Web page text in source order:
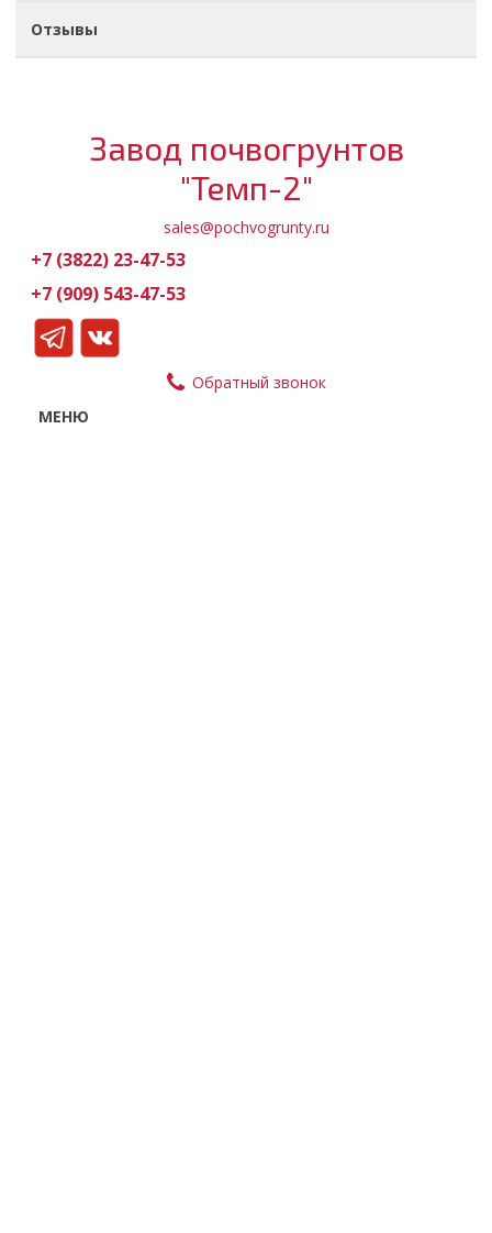
Отзывы
Завод почвогрунтов
"Темп-2"
sales@pochvogrunty.ru
+7 (3822) 23-47-53
+7 (909) 543-47-53
Обратный звонок
МЕНЮ